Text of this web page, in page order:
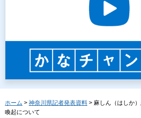
ホーム > 神奈川県記者発表資料 > 麻しん（はしか
喚起について